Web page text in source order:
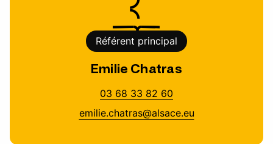
Référent principal
Emilie Chatras
03 68 33 82 60
emilie.chatras@alsace.eu